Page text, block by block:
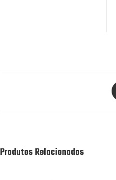
Produtos Relacionados